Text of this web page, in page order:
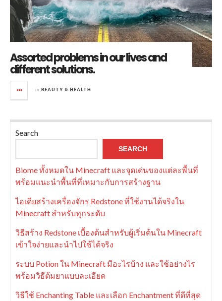
Assorted problems in our lives and
different solutions.
in BEAUTY & HEALTH
Search
SEARCH
Biome ทั้งหมดใน Minecraft และจุดเด่นของแต่ละพื้นที่
พร้อมแนะนำพื้นที่ที่เหมาะกับการสร้างฐาน
ไอเดียสร้างเครื่องจักร Redstone ที่ใช้งานได้จริงใน
Minecraft สำหรับทุกระดับ
วิธีสร้าง Redstone เบื้องต้นสำหรับผู้เริ่มต้นใน Minecraft
เข้าใจง่ายและนำไปใช้ได้จริง
ระบบ Potion ใน Minecraft มีอะไรบ้าง และใช้อย่างไร
พร้อมวิธีต้มยาแบบละเอียด
วิธีใช้ Enchanting Table และเลือก Enchantment ที่ดีที่สุด